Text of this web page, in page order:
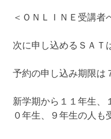
＜ＯＮＬＩＮＥ受講者
次に申し込めるＳＡＴ
予約の申し込み期限は
新学期から１１年生、
０年生、９年生の人も